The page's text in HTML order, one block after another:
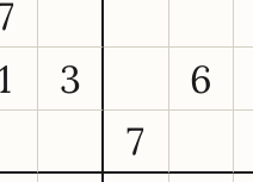
3
6
7